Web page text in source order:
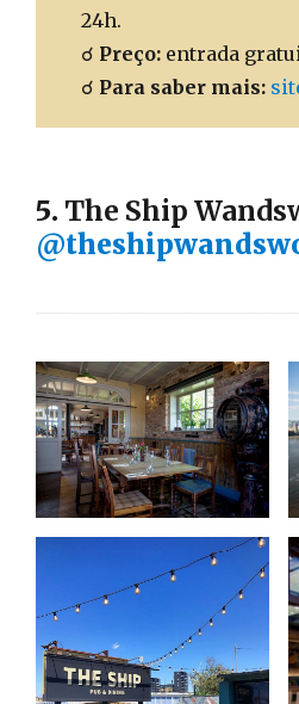
24h.
☌ Preço: entrada
☌ Para saber mais:
5. The Ship